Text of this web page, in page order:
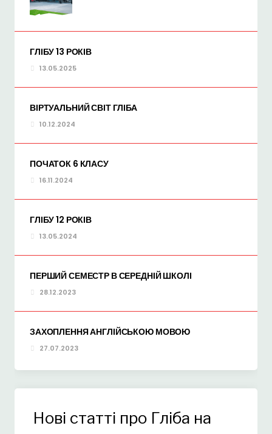
ГЛІБУ 13 РОКІВ
13.05.2025
ВІРТУАЛЬНИЙ СВІТ ГЛІБА
10.12.2024
ПОЧАТОК 6 КЛАСУ
16.11.2024
ГЛІБУ 12 РОКІВ
13.05.2024
ПЕРШИЙ СЕМЕСТР В СЕРЕДНІЙ ШКОЛІ
28.12.2023
ЗАХОПЛЕННЯ АНГЛІЙСЬКОЮ МОВОЮ
27.07.2023
Нові статті про Гліба на